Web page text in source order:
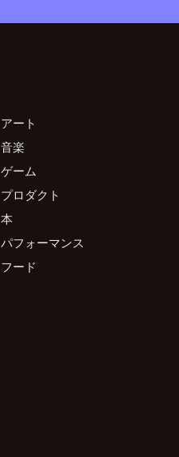
アート
音楽
ゲーム
プロダクト
本
パフォーマンス
フード